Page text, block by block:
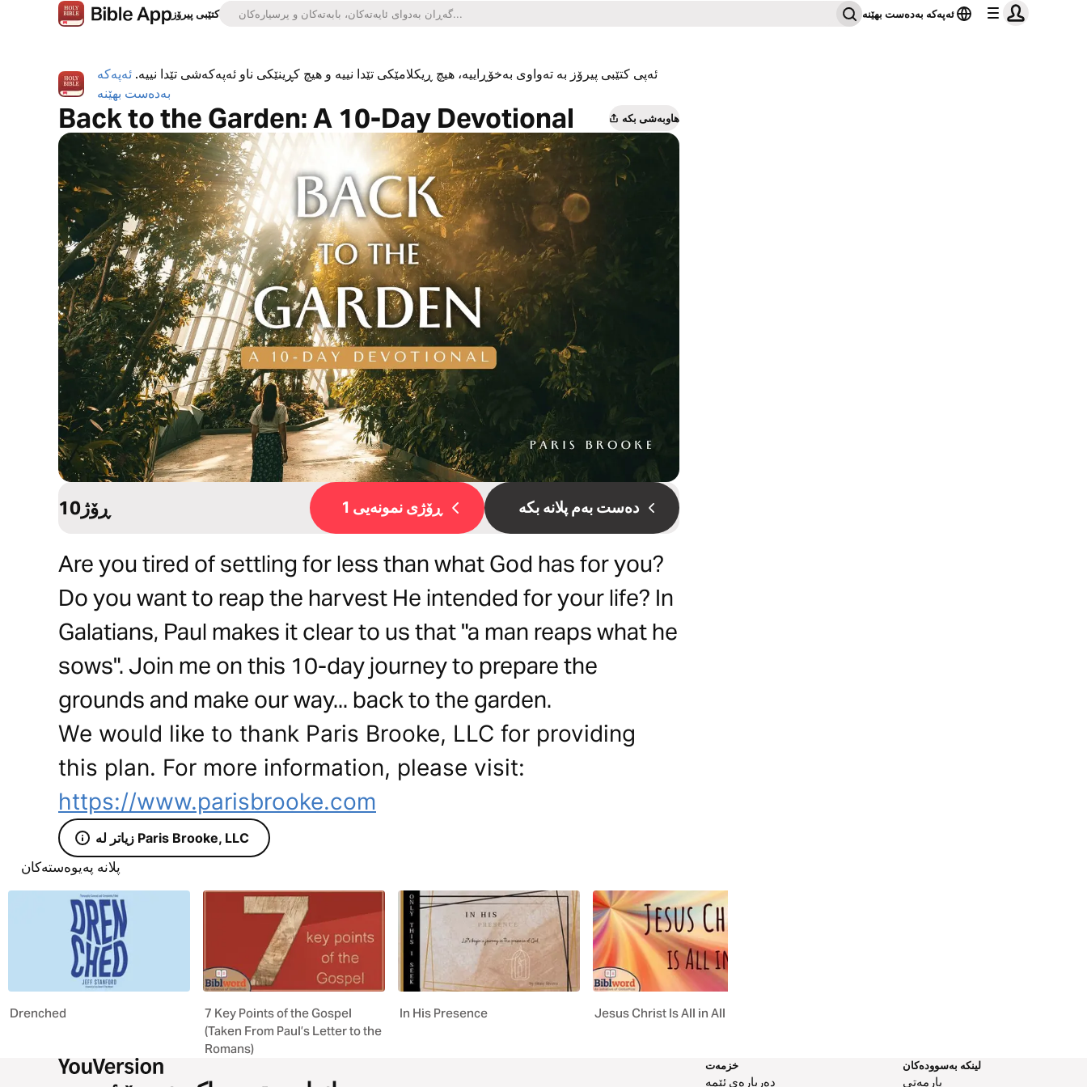
کتێبی پیرۆز ئەپەکە بەدەست بهێنە
ئەپی کتێبی پیرۆز بە تەواوی بەخۆڕاییە، هیچ ڕیکلامێکی تێدا نییە و هیچ کڕینێکی ناو ئەپەکەشی تێدا نییە. ئەپەکە
بەدەست بهێنە
Back to the Garden: A 10-Day Devotional هاوبەشی بکە
10ڕۆژ ڕۆژی نمونەیی 1 دەست بەم پلانە بکە
Are you tired of settling for less than what God has for you?
Do you want to reap the harvest He intended for your life? In
Galatians, Paul makes it clear to us that "a man reaps what he
sows". Join me on this 10-day journey to prepare the
grounds and make our way... back to the garden.
We would like to thank Paris Brooke, LLC for providing
this plan. For more information, please visit:
https://www.parisbrooke.com
زیاتر لە Paris Brooke, LLC
پلانە پەیوەستەکان
Drenched
7 Key Points of the Gospel
(Taken From Paul’s Letter to the
Romans)
In His Presence Jesus Christ Is All in All
خزمەت
دەربارەی ئێمە
لینکە بەسوودەکان
یارمەتی